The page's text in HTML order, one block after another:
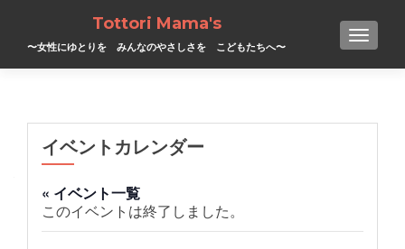
Tottori Mama's
〜女性にゆとりを みんなのやさしさを こどもたちへ〜
イベントカレンダー
« イベント一覧
このイベントは終了しました。